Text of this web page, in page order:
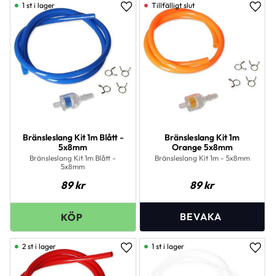
Bränsleslang Kit 1m Blått -
5x8mm
Bränsleslang Kit 1m Blått -
5x8mm
89kr
Lägg till i favoriter
1 st i lager
Bränsleslang Kit 1m
Orange 5x8mm
Bränsleslang Kit 1m - 5x8mm
89kr
Lägg till i favoriter
2 st i lager 1 st i lager